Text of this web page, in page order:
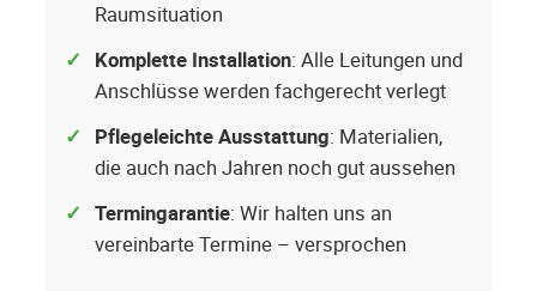
Raumsituation
Komplette Installation: Alle Leitungen und
Anschlüsse werden fachgerecht verlegt
Pflegeleichte Ausstattung: Materialien,
die auch nach Jahren noch gut aussehen
Termingarantie: Wir halten uns an
vereinbarte Termine – versprochen